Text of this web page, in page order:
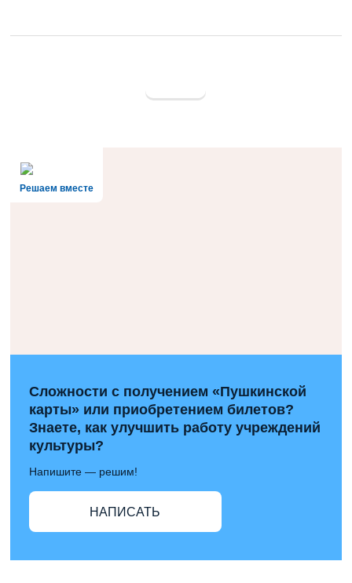
Решаем вместе
Сложности с получением «Пушкинской
карты» или приобретением билетов?
Знаете, как улучшить работу учреждений
культуры?
Напишите — решим!
НАПИСАТЬ